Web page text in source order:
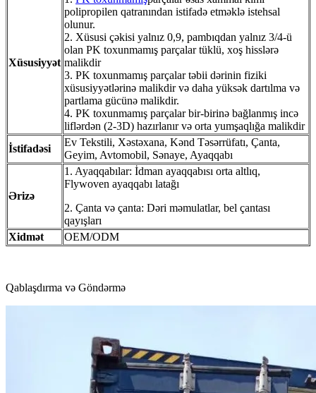
Xüsusiyyət
polipropilen qatranından istifadə etməklə istehsal
olunur.
2. Xüsusi çəkisi yalnız 0,9, pambıqdan yalnız 3/4-ü
olan PK toxunmamış parçalar tüklü, xoş hisslərə
malikdir
3. PK toxunmamış parçalar təbii dərinin fiziki
xüsusiyyətlərinə malikdir və daha yüksək dartılma və
partlama gücünə malikdir.
4. PK toxunmamış parçalar bir-birinə bağlanmış incə
liflərdən (2-3D) hazırlanır və orta yumşaqlığa malikdir
İstifadəsi
Ev Tekstili, Xəstəxana, Kənd Təsərrüfatı, Çanta,
Geyim, Avtomobil, Sənaye, Ayaqqabı
Ərizə
1. Ayaqqabılar: İdman ayaqqabısı orta altlıq,
Flywoven ayaqqabı latağı
2. Çanta və çanta: Dəri məmulatlar, bel çantası
qayışları
Xidmət
OEM/ODM
Qablaşdırma və Göndərmə